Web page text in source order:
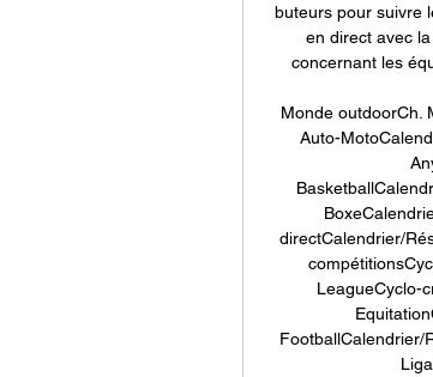
buteurs pour suivre
en direct avec
concernant les
Monde outdoorCh.
Auto-
directCalendrier/
LeagueCyclo-
FootballCalendrier/